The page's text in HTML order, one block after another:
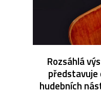
Rozsáhlá
představuje
hudebních